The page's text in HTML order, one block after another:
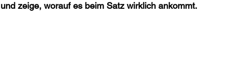
und zeige, worauf es beim Satz wirklich ankommt.